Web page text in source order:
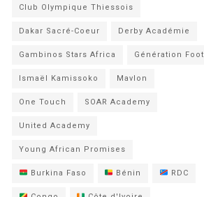
Club Olympique Thiessois
Dakar Sacré-Coeur Derby Académie
Gambinos Stars Africa Génération Foot
Ismaël Kamissoko Mavlon
One Touch SOAR Academy
United Academy
Young African Promises
Burkina Faso Bénin RDC